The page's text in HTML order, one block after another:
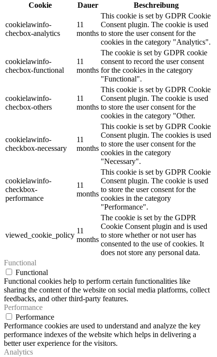
Cookie
Dauer Beschreibung
cookielawinfo-
checbox-analytics
11
months
This cookie is set by GDPR Cookie
Consent plugin. The cookie is used
to store the user consent for the
cookies in the category "Analytics".
cookielawinfo-
checbox-functional
11
months
The cookie is set by GDPR cookie
consent to record the user consent
for the cookies in the category
"Functional".
cookielawinfo-
checbox-others
11
months
This cookie is set by GDPR Cookie
Consent plugin. The cookie is used
to store the user consent for the
cookies in the category "Other.
cookielawinfo-
checkbox-necessary
11
months
This cookie is set by GDPR Cookie
Consent plugin. The cookies is used
to store the user consent for the
cookies in the category
"Necessary".
cookielawinfo-
checkbox-
performance
11
months
This cookie is set by GDPR Cookie
Consent plugin. The cookie is used
to store the user consent for the
cookies in the category
"Performance".
viewed_cookie_policy
11
months
The cookie is set by the GDPR
Cookie Consent plugin and is used
to store whether or not user has
consented to the use of cookies. It
does not store any personal data.
Functional
Functional
Functional cookies help to perform certain functionalities like
sharing the content of the website on social media platforms, collect
feedbacks, and other third-party features.
Performance
Performance
Performance cookies are used to understand and analyze the key
performance indexes of the website which helps in delivering a
better user experience for the visitors.
Analytics